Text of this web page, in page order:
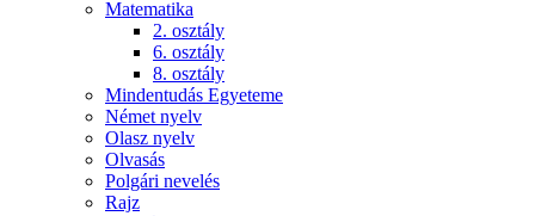
Matematika
2. osztály
6. osztály
8. osztály
Mindentudás Egyeteme
Német nyelv
Olasz nyelv
Olvasás
Polgári nevelés
Rajz